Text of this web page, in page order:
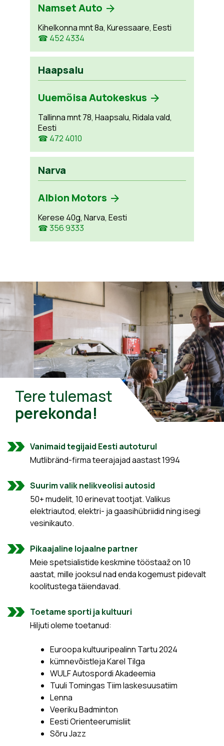
Namset Auto
Kihelkonna mnt 8a, Kuressaare, Eesti
☎ 452 4334
Haapsalu
Uuemõisa Autokeskus
Tallinna mnt 78, Haapsalu, Ridala vald,
Eesti
☎ 472 4010
Narva
Albion Motors
Kerese 40g, Narva, Eesti
☎ 356 9333
Tere tulemast
perekonda!
Vanimaid tegijaid Eesti autoturul
Mutlibränd-firma teerajajad aastast 1994
Suurim valik nelikveolisi autosid
50+ mudelit, 10 erinevat tootjat. Valikus
elektriautod, elektri- ja gaasihübriidid ning isegi
vesinikauto.
Pikaajaline lojaalne partner
Meie spetsialistide keskmine tööstaaž on 10
aastat, mille jooksul nad enda kogemust pidevalt
koolitustega täiendavad.
Toetame sporti ja kultuuri
Hiljuti oleme toetanud:
Euroopa kultuuripealinn Tartu 2024
kümnevõistleja Karel Tilga
WULF Autospordi Akadeemia
Tuuli Tomingas Tiim laskesuusatiim
Lenna
Veeriku Badminton
Eesti Orienteerumisliit
Sõru Jazz